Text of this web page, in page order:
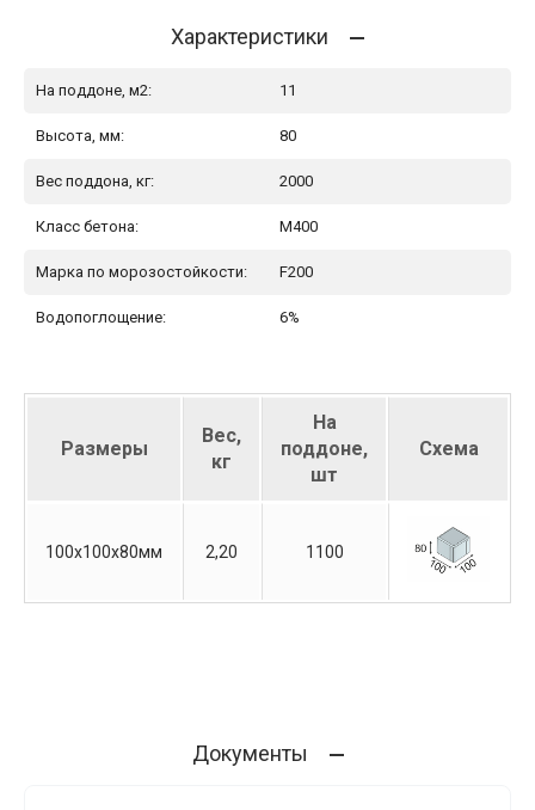
Характеристики
На поддоне, м2: 11
Высота, мм: 80
Вес поддона, кг: 2000
Класс бетона: М400
Марка по морозостойкости: F200
Водопоглощение: 6%
Размеры
Вес,
кг
На
поддоне,
шт
Схема
100х100х80мм 2,20 1100
Документы